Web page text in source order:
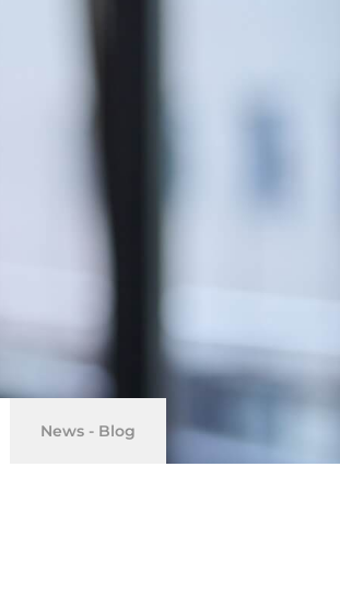
News - Blog